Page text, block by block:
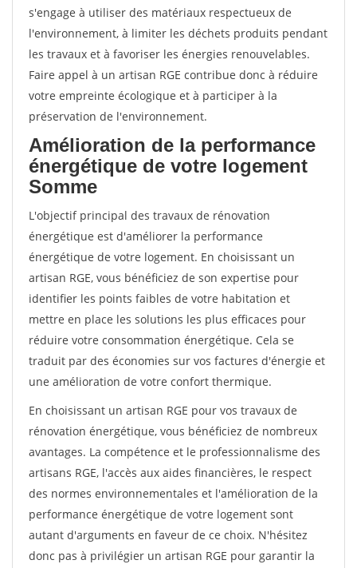
s'engage à utiliser des matériaux respectueux de
l'environnement, à limiter les déchets produits pendant
les travaux et à favoriser les énergies renouvelables.
Faire appel à un artisan RGE contribue donc à réduire
votre empreinte écologique et à participer à la
préservation de l'environnement.
Amélioration de la performance
énergétique de votre logement
Somme
L'objectif principal des travaux de rénovation
énergétique est d'améliorer la performance
énergétique de votre logement. En choisissant un
artisan RGE, vous bénéficiez de son expertise pour
identifier les points faibles de votre habitation et
mettre en place les solutions les plus efficaces pour
réduire votre consommation énergétique. Cela se
traduit par des économies sur vos factures d'énergie et
une amélioration de votre confort thermique.
En choisissant un artisan RGE pour vos travaux de
rénovation énergétique, vous bénéficiez de nombreux
avantages. La compétence et le professionnalisme des
artisans RGE, l'accès aux aides financières, le respect
des normes environnementales et l'amélioration de la
performance énergétique de votre logement sont
autant d'arguments en faveur de ce choix. N'hésitez
donc pas à privilégier un artisan RGE pour garantir la